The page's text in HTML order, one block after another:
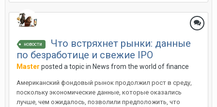
новости
Что встряхнет рынки: данные
по безработице и свежие IPO
Master posted a topic in News from the world of finance
Американский фондовый рынок продолжил рост в среду,
поскольку экономические данные, которые оказались
лучше, чем ожидалось, позволили предположить, что